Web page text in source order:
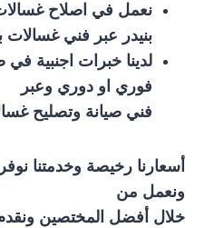
نعمل في اصلاح
بنيدر عبر فني غسالات
لدينا خبرات اجنبية
فوري او دوري وعبر
فني صيانة وتصليح
أسعارنا رخيصة وخدمتنا
ونعمل من
خلال أفضل المختصين ونقدم